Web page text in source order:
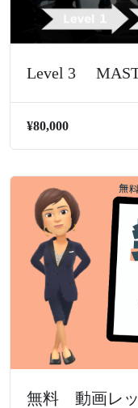
Level 3
¥80,000
無料 動画レ